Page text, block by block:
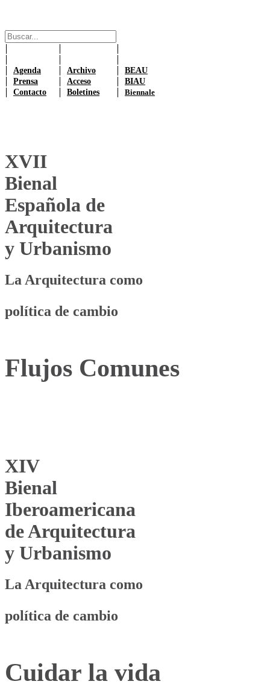
Agenda Archivo
BEAU
Prensa
Acceso
BIAU
Contacto
Boletines Biennale
XVII
Bienal
Española de
Arquitectura
y Urbanismo
La Arquitectura como
política de cambio
Flujos Comunes
XIV
Bienal
Iberoamericana
de Arquitectura
y Urbanismo
La Arquitectura como
política de cambio
Cuidar la vida